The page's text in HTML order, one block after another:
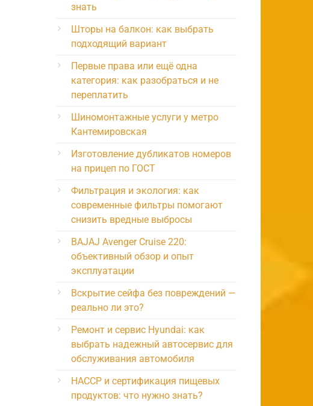
знать
Шторы на балкон: как выбрать
подходящий вариант
Первые права или ещё одна
категория: как разобраться и не
переплатить
Шиномонтажные услуги у метро
Кантемировская
Изготовление дубликатов номеров
на прицеп по ГОСТ
Фильтрация и экология: как
современные фильтры помогают
снизить вредные выбросы
BAJAJ Avenger Cruise 220:
объективный обзор и опыт
эксплуатации
Вскрытие сейфа без повреждений —
реально ли это?
Ремонт и сервис Hyundai: как
выбрать надежный автосервис для
обслуживания автомобиля
HACCP и сертификация пищевых
продуктов: что нужно знать?